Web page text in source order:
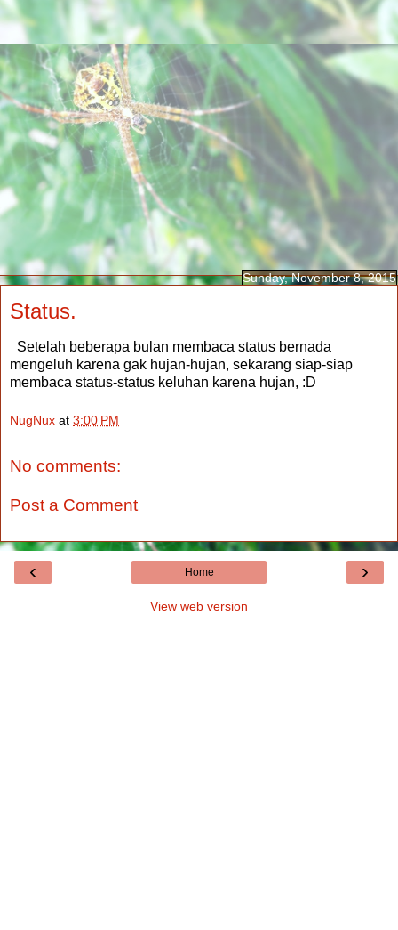
Sunday, November 8, 2015
Status.
Setelah beberapa bulan membaca status bernada
mengeluh karena gak hujan-hujan, sekarang siap-siap
membaca status-status keluhan karena hujan, :D
NugNux at 3:00 PM
No comments:
Post a Comment
‹ ›
Home
View web version